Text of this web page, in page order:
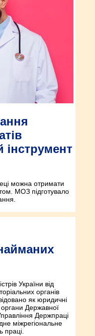
можна отримати
МОЗ підготувало
України від
органів
як юридичні
органи Державної
Держпраці
міжрегіональне
праці.